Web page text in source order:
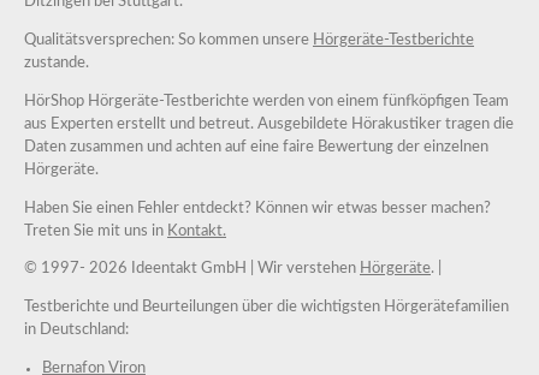
Qualitätsversprechen: So kommen unsere Hörgeräte-Testberichte
zustande.
HörShop Hörgeräte-Testberichte werden von einem fünfköpfigen Team
aus Experten erstellt und betreut. Ausgebildete Hörakustiker tragen die
Daten zusammen und achten auf eine faire Bewertung der einzelnen
Hörgeräte.
Haben Sie einen Fehler entdeckt? Können wir etwas besser machen?
Treten Sie mit uns in Kontakt.
© 1997- 2026 Ideentakt GmbH | Wir verstehen Hörgeräte. |
Testberichte und Beurteilungen über die wichtigsten Hörgerätefamilien
in Deutschland:
Bernafon Viron